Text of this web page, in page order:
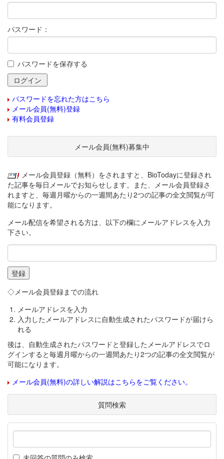
パスワード：
パスワードを保存する
パスワードを忘れた方はこちら
メール会員(無料)登録
有料会員登録
メール会員(無料)募集中
メール会員登録（無料）をされますと、BioTodayに登録され
た記事を毎日メールでお知らせします。また、メール会員登録さ
れますと、毎週月曜からの一週間あたり2つの記事の全文閲覧が可
能になります。
メール配信を希望される方は、以下の欄にメールアドレスを入力
下さい。
◇メール会員登録までの流れ
メールアドレスを入力
入力したメールアドレスに自動生成されたパスワードが届けら
れる
後は、自動生成されたパスワードと登録したメールアドレスでロ
グインすると毎週月曜からの一週間あたり2つの記事の全文閲覧が
可能になります。
メール会員(無料)の詳しい解説はこちらをご覧ください。
質問検索